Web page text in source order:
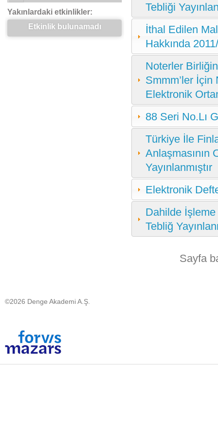
Yakınlardaki etkinlikler:
Etkinlik bulunamadı
Tebliği
İthal Edilen
Hakkında
Noterler
Smmm’ler
Elektronik
88 Seri No.Lı
Türkiye İle
Anlaşmasının
Yayınlanmıştır
Elektronik
Dahilde İşleme
Tebliğ
Sayfa
©2026 Denge Akademi A.Ş.